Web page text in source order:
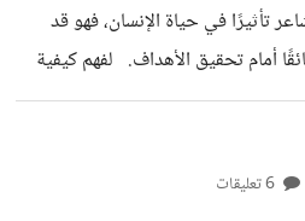
المتعارضتين. ⸻ 1. فهم الرغبة والعقل • الرغبة: • تمثل
العواطف، والغرائز، والرغبة في تحقيق المتعة أو الإشباع. • غالبًا
(مثل الحاجات
تأثيرًا في حياة الإنسان، فهو قد
أمام تحقيق الأهداف. لفهم كيفية
من المهم تحليل جذوره، تأثيره على
لحماية الإنسان (مثل الخوف من